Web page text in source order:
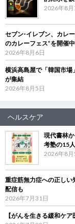
2026年8月
セブン‐イレブン、カレ
のカレーフェス”を開催中
2026年8月6日
横浜高島屋で「韓国市
が集結
2026年8月5日
ヘルスケア
現代書林
考塾の15
2026年8月
重症筋無力症への正し
配信も
2026年7月31日
【がんを生きる緩和ケ